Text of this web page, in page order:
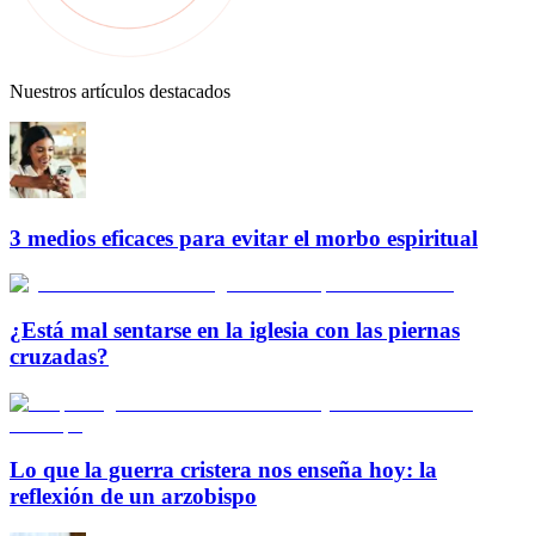
Nuestros artículos destacados
3 medios eficaces para evitar el morbo espiritual
¿Está mal sentarse en la iglesia con las piernas
cruzadas?
Lo que la guerra cristera nos enseña hoy: la
reflexión de un arzobispo